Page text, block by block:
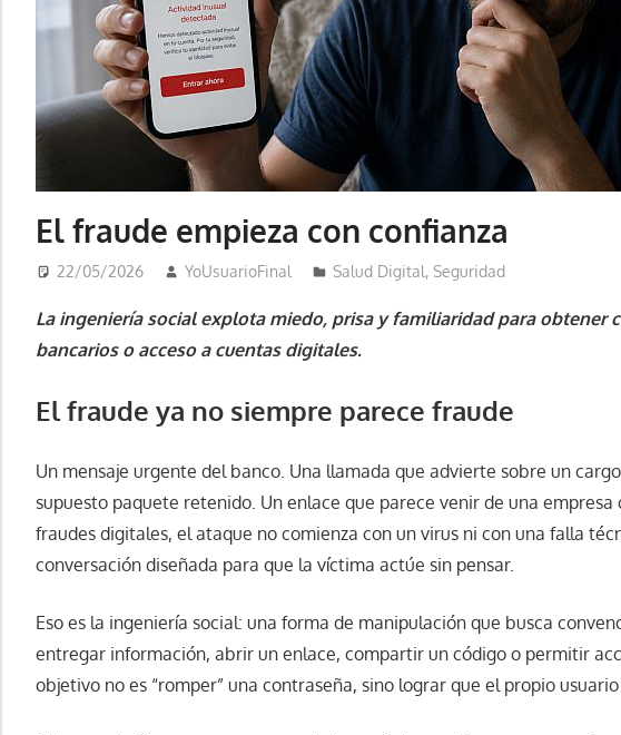
El fraude empieza con confianza
22/05/2026 YoUsuarioFinal Salud Digital, Seguridad
La ingeniería social explota miedo, prisa y familiaridad para obtener
bancarios o acceso a cuentas digitales.
El fraude ya no siempre parece fraude
Un mensaje urgente del banco. Una llamada que advierte sobre un
supuesto paquete retenido. Un enlace que parece venir de una empresa
fraudes digitales, el ataque no comienza con un virus ni con una falla
conversación diseñada para que la víctima actúe sin pensar.
Eso es la ingeniería social: una forma de manipulación que busca
entregar información, abrir un enlace, compartir un código o permitir
objetivo no es “romper” una contraseña, sino lograr que el propio